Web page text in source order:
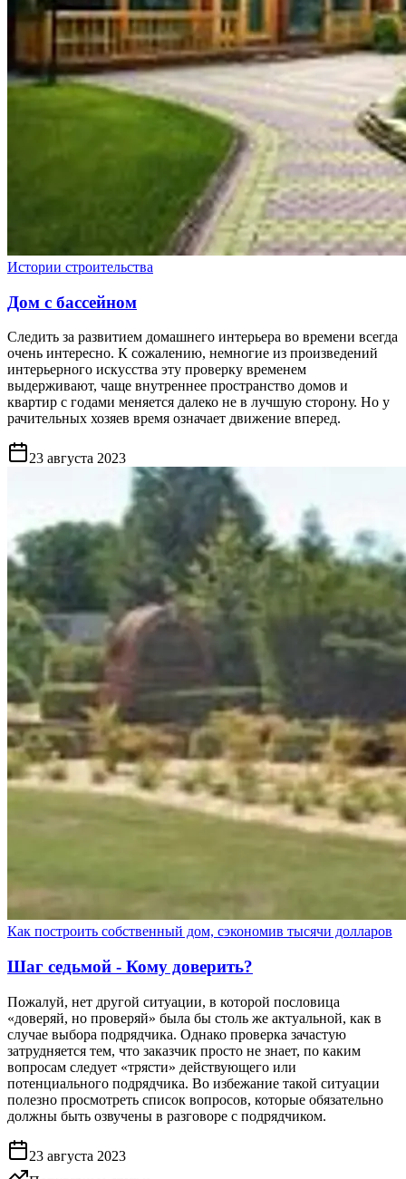
Истории строительства
Дом с бассейном
Следить за развитием домашнего интерьера во времени всегда
очень интересно. К сожалению, немногие из произведений
интерьерного искусства эту проверку временем
выдерживают, чаще внутреннее пространство домов и
квартир с годами меняется далеко не в лучшую сторону. Но у
рачительных хозяев время означает движение вперед.
23 августа 2023
Как построить собственный дом, сэкономив тысячи долларов
Шаг седьмой - Кому доверить?
Пожалуй, нет другой ситуации, в которой пословица
«доверяй, но проверяй» была бы столь же актуальной, как в
случае выбора подрядчика. Однако проверка зачастую
затрудняется тем, что заказчик просто не знает, по каким
вопросам следует «трясти» действующего или
потенциального подрядчика. Во избежание такой ситуации
полезно просмотреть список вопросов, которые обязательно
должны быть озвучены в разговоре с подрядчиком.
23 августа 2023